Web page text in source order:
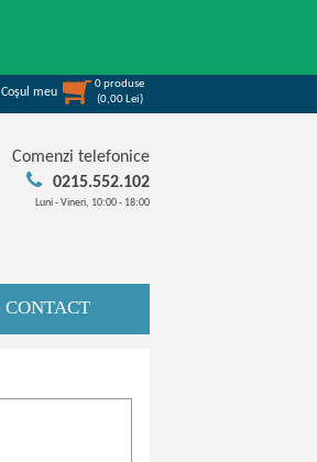
Coşul meu
0produse
(0,00 Lei)
Comenzi telefonice
0215.552.102
Luni - Vineri, 10:00 - 18:00
CONTACT